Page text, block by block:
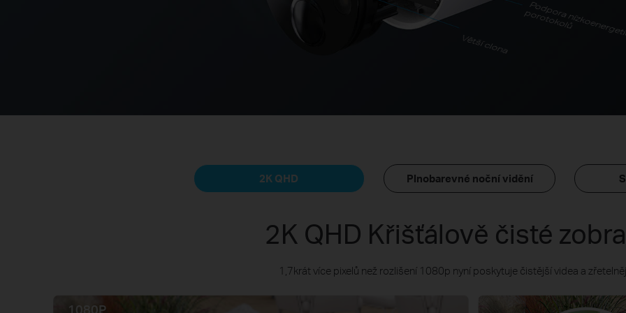
Větší clona Podpora
porotokolů
2K QHD Plnobarevné noční vidění
2K QHD Křišťálově čisté
1,7krát více pixelů než rozlišení 1080p nyní poskytuje čistější videa a
1080P